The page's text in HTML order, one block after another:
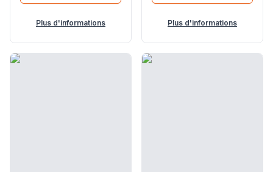
Plus d'informations Plus d'informations